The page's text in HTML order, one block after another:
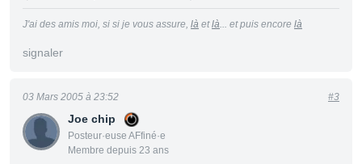
J'ai des amis moi, si si je vous assure, là etlà... et puis encore là
signaler
Joe chip
Posteur·euse AFfiné·e
Membre depuis 23 ans
03 Mars 2005 à 23:52 #3